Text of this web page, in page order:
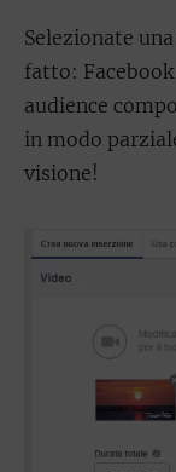
Selezionate
fatto: Facebook
audience
in modo
visione!